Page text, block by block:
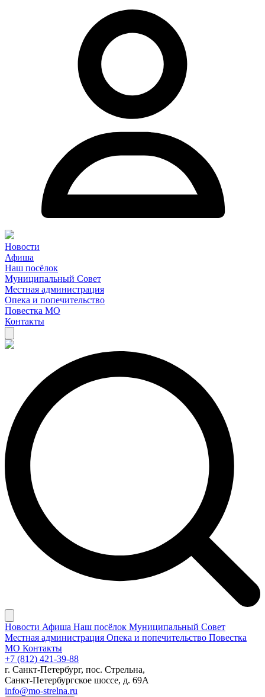
Новости
Афиша
Наш посёлок
Муниципальный Совет
Местная администрация
Опека и попечительство
Повестка МО
Контакты
Новости Афиша Наш посёлок Муниципальный Совет
Местная администрация Опека и попечительство Повестка
МО Контакты
+7 (812) 421-39-88
г. Санкт-Петербург, пос. Стрельна,
Санкт-Петербургское шоссе, д. 69А
info@mo-strelna.ru